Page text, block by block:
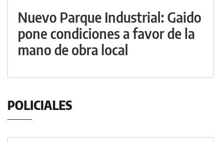
Nuevo Parque Industrial: Gaido
pone condiciones a favor de la
mano de obra local
POLICIALES